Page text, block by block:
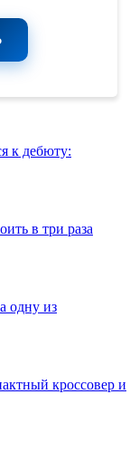
к дебюту:
в три раза
одну из
кроссовер и